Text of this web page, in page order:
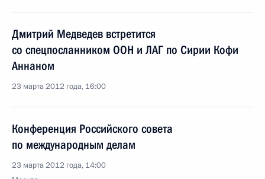
Дмитрий Медведев встретится
со спецпосланником ООН и ЛАГ по Сирии Кофи
Аннаном
23 марта 2012 года, 16:00
Конференция Российского совета
по международным делам
23 марта 2012 года, 14:00